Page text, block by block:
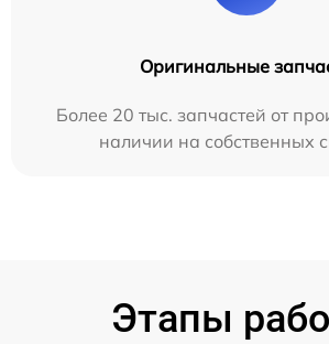
Оригинальные
Более 20 тыс. запчастей от
наличии на собственных
Этапы